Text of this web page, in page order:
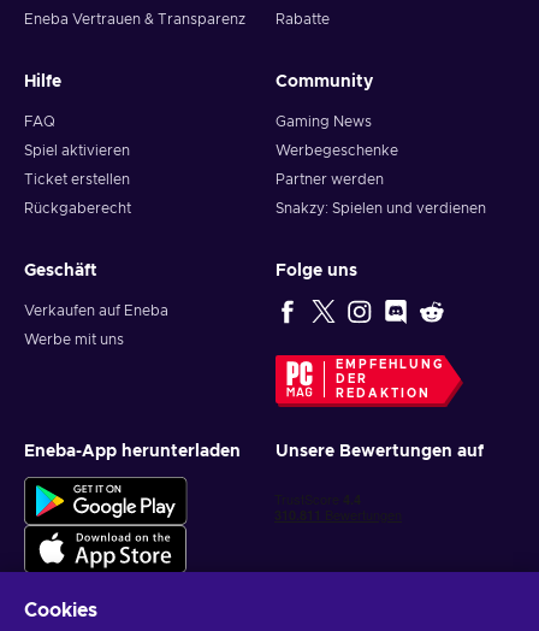
Eneba Vertrauen & Transparenz
Rabatte
Hilfe
FAQ
Spiel aktivieren
Ticket erstellen
Rückgaberecht
Community
Gaming News
Werbegeschenke
Partner werden
Snakzy: Spielen und verdienen
Geschäft
Verkaufen auf Eneba
Werbe mit uns
Folge uns
EMPFEHLUNG
DER
REDAKTION
Eneba-App herunterladen Unsere Bewertungen auf
Cookies